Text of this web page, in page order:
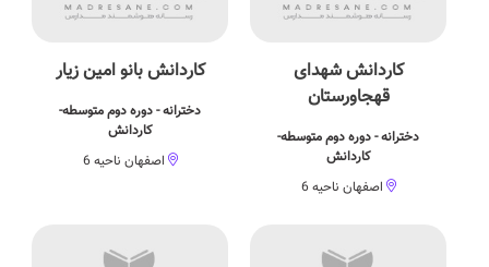
کاردانش شهدای
قهجاورستان
دخترانه - دوره دوم متوسطه-
کاردانش
اصفهان ناحیه 6
کاردانش بانو امین زیار
دخترانه - دوره دوم متوسطه-
کاردانش
اصفهان ناحیه 6